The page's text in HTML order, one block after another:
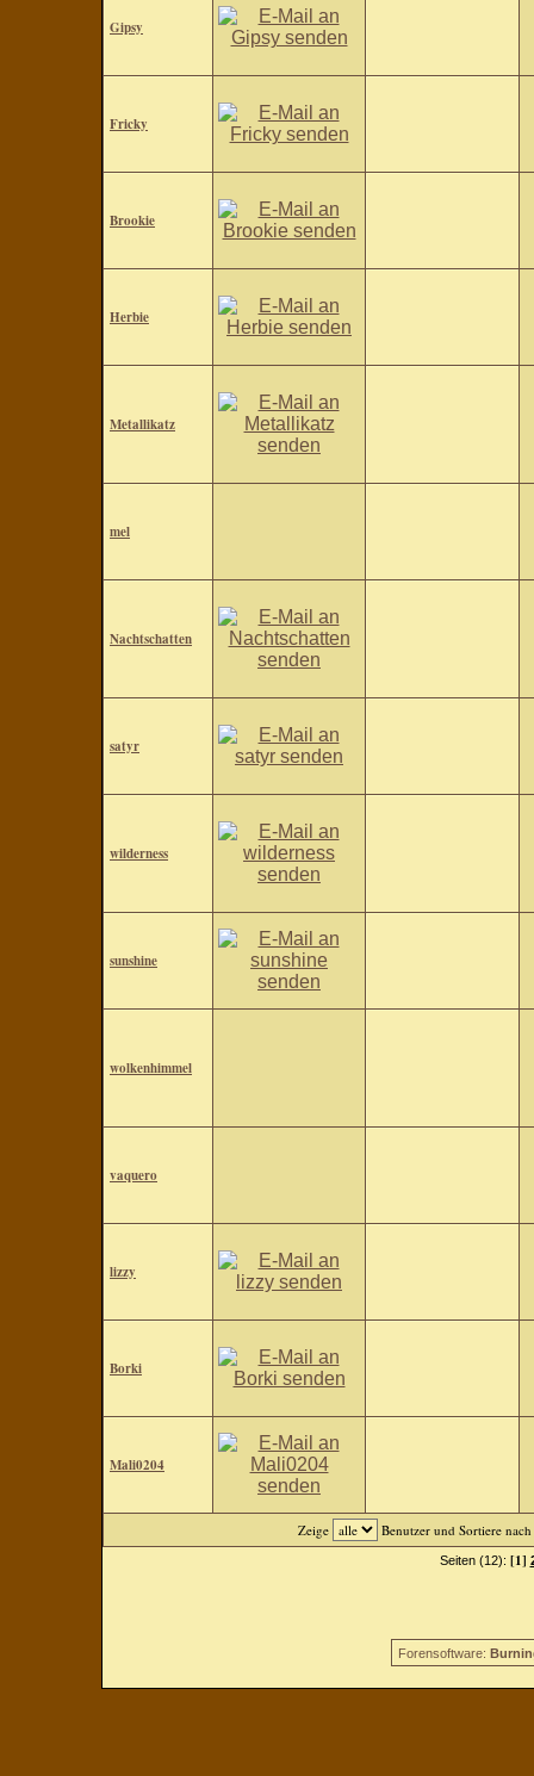
Gipsy
Fricky
Brookie
Herbie
Metallikatz
mel
Nachtschatten
satyr
wilderness
sunshine
wolkenhimmel
vaquero
lizzy
Borki
Mali0204
Zeige Benutzer und Sortiere nach
Seiten (12): [1]
Forensoftware: